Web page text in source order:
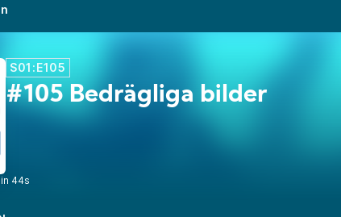
S01:E105
#105 Bedrägliga bilder
44s